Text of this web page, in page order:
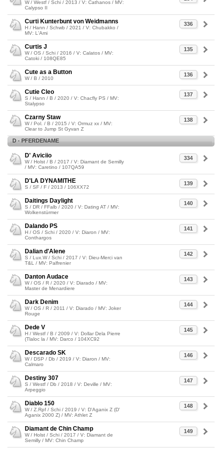
W / Westf / Schi / 2013 / V: Cathanos / MV:
Calypso II
336
Curti Kunterbunt von Weidmanns
H / Hann / Schwb / 2021 / V: Chubakko /
MV: L'Ami
135
Curtis J
W / OS / Schi / 2016 / V: Calatos / MV:
Catoki / 108QE85
136
Cute as a Button
W / B / 2010
137
Cutie Cleo
S / Hann / B / 2020 / V: Chacfly PS / MV:
Stalypso
138
Czarny Staw
W / Pol. / B / 2015 / V: Ormuz xx / MV:
Clear to Jump St Gyvan Z
D - PFERDENAME
334
D' Aviciio
W / Holst / B / 2017 / V: Diamant de Semilly
/ MV: Caretino / 107QA59
139
D'LA DYNAMITHE
S / SF / F / 2013 / 106XX72
140
Daitings Daylight
S / DR / FFalb / 2020 / V: Dating AT / MV:
Wolkenstürmer
141
Dalando PS
H / OS / Schi / 2020 / V: Diaron / MV:
Conthargos
142
Dalian d'Alene
S / Lux.W / Schi / 2017 / V: Dieu-Merci van
T&L / MV: Palfrenier
143
Danton Audace
W / OS / R / 2020 / V: Diarado / MV:
Master de Menardiere
144
Dark Denim
W / OS / R / 2011 / V: Diarado / MV: Joker
Rouge
145
Dede V
H / Westf / B / 2009 / V: Dollar Dela Pierre
(Tlaloc la / MV: Darco / 104XC92
146
Descarado SK
W / DSP / Db / 2019 / V: Diaron / MV:
Calmaro
147
Destiny 307
S / Westf / Db / 2018 / V: Deville / MV:
Arpeggio
148
Diablo 150
W / Z.Rpf / Schi / 2019 / V: D'Aganix Z (D'
Aganix 2000 Z) / MV: Athlet Z
149
Diamant de Chin Champ
W / Holst / Schi / 2017 / V: Diamant de
Semilly / MV: Chin Champ